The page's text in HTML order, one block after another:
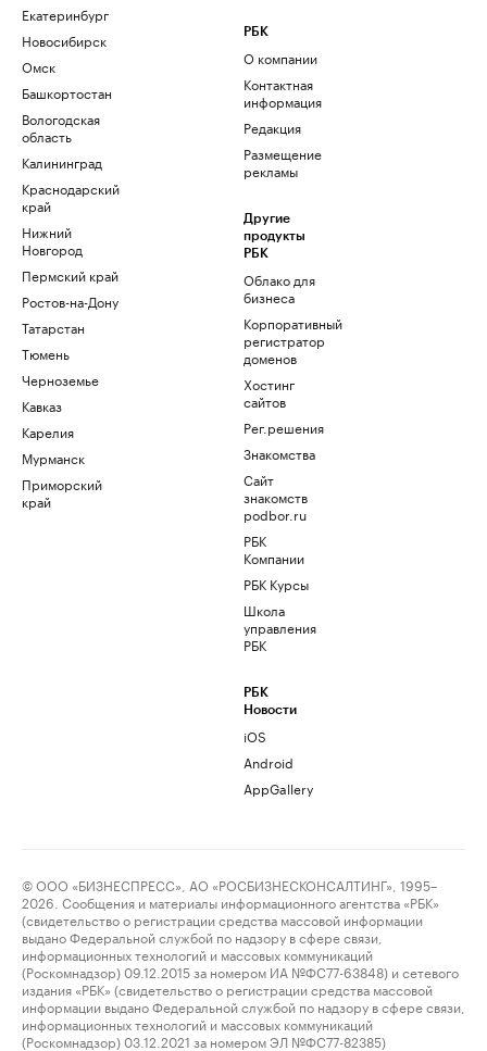
Екатеринбург
Новосибирск
Омск
Башкортостан
Вологодская
область
Калининград
Краснодарский
край
Нижний
Новгород
Пермский край
Ростов-на-Дону
Татарстан
Тюмень
Черноземье
Кавказ
Карелия
Мурманск
Приморский
край
РБК
О компании
Контактная
информация
Редакция
Размещение
рекламы
Другие
продукты
РБК
Облако для
бизнеса
Корпоративный
регистратор
доменов
Хостинг
сайтов
Рег.решения
Знакомства
Сайт
знакомств
podbor.ru
РБК
Компании
РБК Курсы
Школа
управления
РБК
РБК
Новости
iOS
Android
AppGallery
© ООО «БИЗНЕСПРЕСС», АО «РОСБИЗНЕСКОНСАЛТИНГ», 1995–
2026. Сообщения и материалы информационного агентства «РБК»
(свидетельство о регистрации средства массовой информации
выдано Федеральной службой по надзору в сфере связи,
информационных технологий и массовых коммуникаций
(Роскомнадзор) 09.12.2015 за номером ИА №ФС77-63848) и сетевого
издания «РБК» (свидетельство о регистрации средства массовой
информации выдано Федеральной службой по надзору в сфере связи,
информационных технологий и массовых коммуникаций
(Роскомнадзор) 03.12.2021 за номером ЭЛ №ФС77-82385)